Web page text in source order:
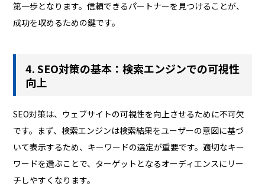
第一歩となります。信頼できるパートナーを見つけることが、
成功を収めるための鍵です。
4. SEO対策の基本：検索エンジンでの可視性
向上
SEO対策は、ウェブサイトの可視性を向上させるために不可欠
です。まず、検索エンジンは検索結果をユーザーの意図に基づ
いて表示するため、キーワードの選定が重要です。適切なキー
ワードを選ぶことで、ターゲットとなるオーディエンスにリー
チしやすくなります。